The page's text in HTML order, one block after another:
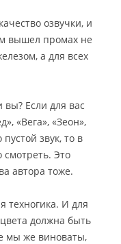
озвучки, и
вышел промах не
а для всех
вы? Если для вас
«Вега», «Зеон»,
пустой звук, то в
Это
автора тоже.
техногика. И для
должна быть
мы же виноваты,